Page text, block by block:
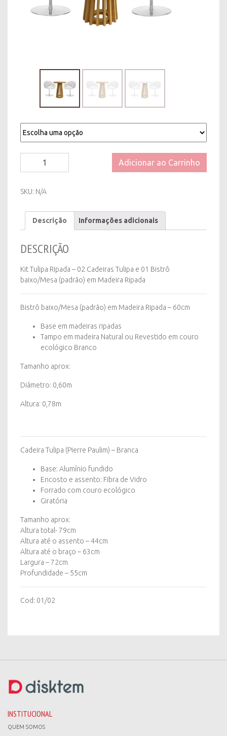
-
Madeira
Branco
Adicionar ao Carrinho
SKU: N/A
Descrição Informações adicionais
DESCRIÇÃO
Kit Tulipa Ripada – 02 Cadeiras Tulipa e 01 Bistrô
baixo/Mesa (padrão) em Madeira Ripada
Bistrô baixo/Mesa (padrão) em Madeira Ripada – 60cm
Base em madeiras ripadas
Tampo em madeira Natural ou Revestido em couro
ecológico Branco
Tamanho aprox:
Diâmetro: 0,60m
Altura: 0,78m
Cadeira Tulipa (Pierre Paulim) – Branca
Base: Alumínio fundido
Encosto e assento: Fibra de Vidro
Forrado com couro ecológico
Giratória
Tamanho aprox:
Altura total- 79cm
Altura até o assento – 44cm
Altura até o braço – 63cm
Largura – 72cm
Profundidade – 55cm
Cod: 01/02
INSTITUCIONAL
QUEM SOMOS